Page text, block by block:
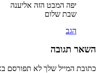
יפה המבט הזה אליענה
שבת שלום
הגב
השאר תגובה
כתובת המייל שלך לא תפורסם